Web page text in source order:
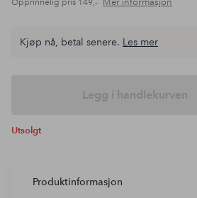
Opprinnelig pris 149,-
Kjøp nå, betal senere. Les mer
Legg i handlekurven
Utsolgt
Produktinformasjon